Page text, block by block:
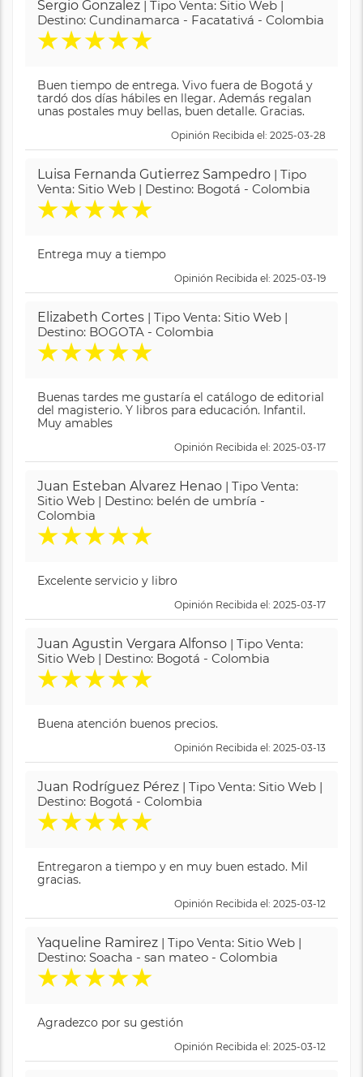
Sergio Gonzalez | Tipo Venta: Sitio Web |
Destino: Cundinamarca - Facatativá - Colombia
★★★★★
Buen tiempo de entrega. Vivo fuera de Bogotá y
tardó dos días hábiles en llegar. Además regalan
unas postales muy bellas, buen detalle. Gracias.
Opinión Recibida el: 2025-03-28
Luisa Fernanda Gutierrez Sampedro | Tipo
Venta: Sitio Web | Destino: Bogotá - Colombia
★★★★★
Entrega muy a tiempo
Opinión Recibida el: 2025-03-19
Elizabeth Cortes | Tipo Venta: Sitio Web |
Destino: BOGOTA - Colombia
★★★★★
Buenas tardes me gustaría el catálogo de editorial
del magisterio. Y libros para educación. Infantil.
Muy amables
Opinión Recibida el: 2025-03-17
Juan Esteban Alvarez Henao | Tipo Venta:
Sitio Web | Destino: belén de umbría -
Colombia
★★★★★
Excelente servicio y libro
Opinión Recibida el: 2025-03-17
Juan Agustin Vergara Alfonso | Tipo Venta:
Sitio Web | Destino: Bogotá - Colombia
★★★★★
Buena atención buenos precios.
Opinión Recibida el: 2025-03-13
Juan Rodríguez Pérez | Tipo Venta: Sitio Web |
Destino: Bogotá - Colombia
★★★★★
Entregaron a tiempo y en muy buen estado. Mil
gracias.
Opinión Recibida el: 2025-03-12
Yaqueline Ramirez | Tipo Venta: Sitio Web |
Destino: Soacha - san mateo - Colombia
★★★★★
Agradezco por su gestión
Opinión Recibida el: 2025-03-12